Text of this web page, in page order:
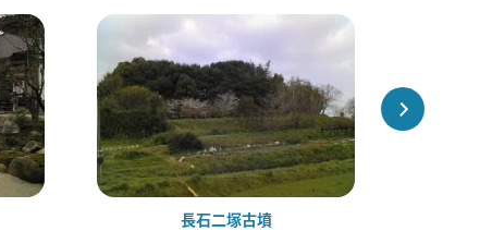
長石二塚古墳